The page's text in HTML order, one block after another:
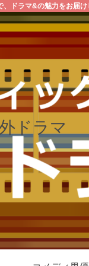
ドラマ&の魅力をお届け
ドラマ